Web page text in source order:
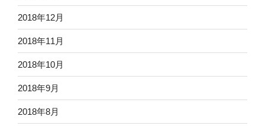
2018年12月
2018年11月
2018年10月
2018年9月
2018年8月